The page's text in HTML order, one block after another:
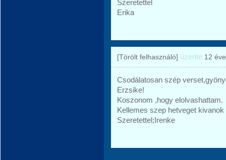
Szeretettel
Erika
[Törölt felhasználó] üzente 12 éve
Csodálatosan szép
Erzsike!
Koszonom ,hogy elolvashattam.
Kellemes szep hetveget kivanok
Szeretettel;Irenke